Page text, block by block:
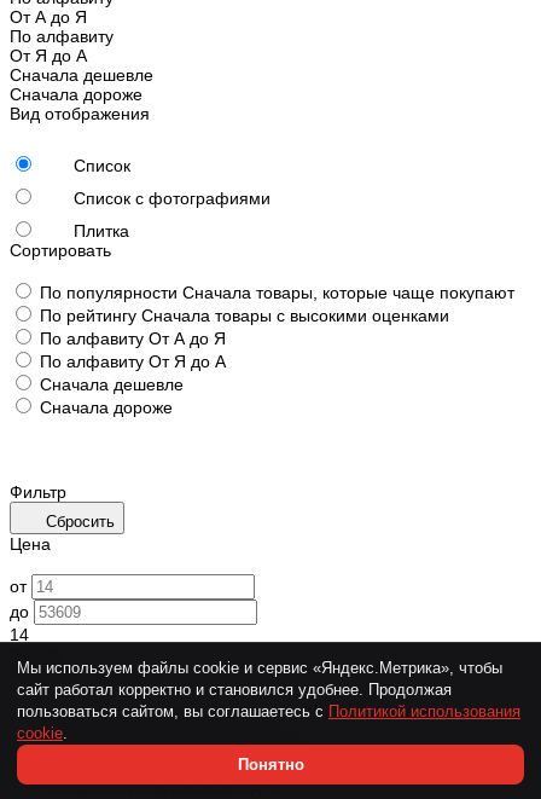
От А до Я
По алфавиту
От Я до А
Сначала дешевле
Сначала дороже
Вид отображения
Список
Список с фотографиями
Плитка
Сортировать
По популярности Сначала товары, которые чаще покупают
По рейтингу Сначала товары с высокими оценками
По алфавиту От А до Я
По алфавиту От Я до А
Сначала дешевле
Сначала дороже
Фильтр
Сбросить
Цена
от
до
14
Наличие в магазинах
г.Казань, ул. Техническая, д. 60
г.Самара, Заводское шоссе, д. 21К
г.Самара, Ракитовское шоссе, д. 90
г.Тольятти, ул.Борковская, д. 9
Мы используем файлы cookie и сервис «Яндекс.Метрика», чтобы
сайт работал корректно и становился удобнее. Продолжая
пользоваться сайтом, вы соглашаетесь с Политикой использования
cookie.
Понятно